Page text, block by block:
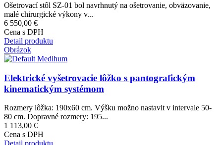
Ošetrovací stôl SZ-01 bol navrhnutý na ošetrovanie, obväzovanie,
malé chirurgické výkony v...
6 550,00 €
Cena s DPH
Detail produktu
Obrázok
Elektrické vyšetrovacie lôžko s pantografickým
kinematickým systémom
Rozmery lôžka: 190x60 cm. Výšku možno nastavit v intervale 50-
80 cm. Dopravné rozmery: 195...
1 113,00 €
Cena s DPH